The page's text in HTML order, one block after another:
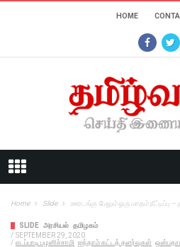
HOME
Home Slide ஊரடங்கு மேலும் ஒரு மாதம்
SLIDE அரசியல் தமிழகம்
/ SEPTEMBER 29, 2020
/ எடப்பாடி பழனிச்சாமி ஐந்தாம் கட்டத் தளர்வுகள்